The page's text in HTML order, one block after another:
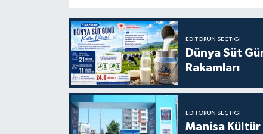
EDITÖRÜN SEÇTIĞI
Dünya Süt
Rakamları
EDITÖRÜN SEÇTIĞI
Manisa Kültür